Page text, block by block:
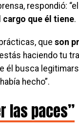
respondió:
cargo que él tiene.
que son
haciendo tu
él busca
hecho”.
las paces”